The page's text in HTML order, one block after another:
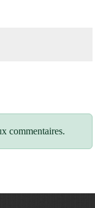
commentaires.